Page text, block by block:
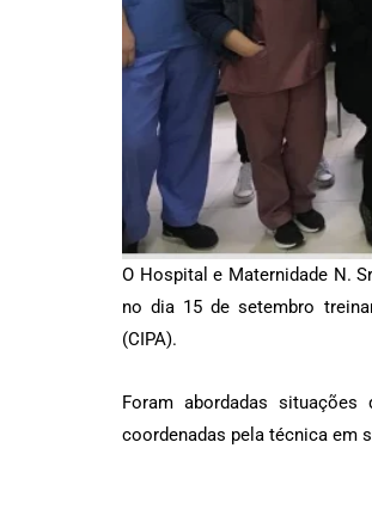
O Hospital e Maternidade N.
no dia 15 de setembro
(CIPA).
Foram abordadas
coordenadas pela técnica em